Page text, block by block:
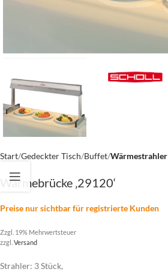
Start Gedeckter Tisch Buffet Wärmestrahler
Wärmebrücke ‚29120‘
Preise nur sichtbar für registrierte Kunden
Zzgl. 19% Mehrwertsteuer
zzgl. Versand
Strahler: 3 Stück,